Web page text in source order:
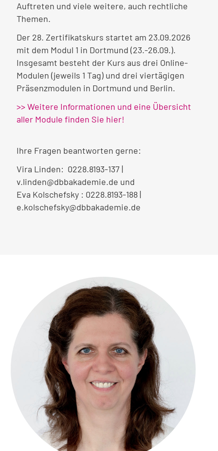
Auftreten und viele weitere, auch rechtliche
Themen.
Der 28. Zertifikatskurs startet am 23.09.2026
mit dem Modul 1 in Dortmund (23.-26.09.).
Insgesamt besteht der Kurs aus drei Online-
Modulen (jeweils 1 Tag) und drei viertägigen
Präsenzmodulen in Dortmund und Berlin.
>> Weitere Informationen und eine Übersicht
aller Module finden Sie hier!
Ihre Fragen beantworten gerne:
Vira Linden: 0228.8193-137 |
v.linden@dbbakademie.de und
Eva Kolschefsky : 0228.8193-188 |
e.kolschefsky@dbbakademie.de